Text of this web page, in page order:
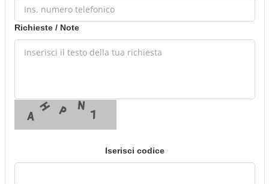
Richieste / Note
Iserisci codice